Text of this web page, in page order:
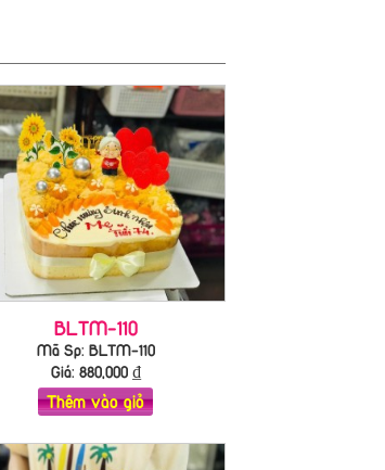
BLTM-110
Mã Sp: BLTM-110
Giá: 880,000₫
Thêm vào giỏ